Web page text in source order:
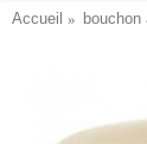
Accueil